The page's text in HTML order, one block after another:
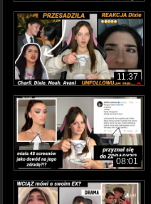
11:37
08:01